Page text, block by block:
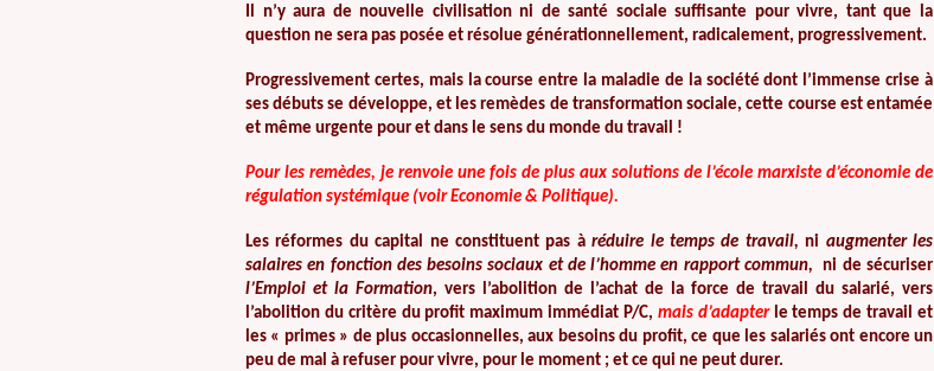
Il n’y aura de nouvelle civilisation ni de santé sociale suffisante pour vivre, tant que la
question ne sera pas posée et résolue générationnellement, radicalement, progressivement.
Progressivement certes, mais la course entre la maladie de la société dont l’immense crise à
ses débuts se développe, et les remèdes de transformation sociale, cette course est entamée
et même urgente pour et dans le sens du monde du travail !
Pour les remèdes, je renvoie une fois de plus aux solutions de l’école marxiste d’économie de
régulation systémique (voir Economie & Politique).
Les réformes du capital ne constituent pas àréduire le temps de travail, ni augmenter les
salaires en fonction des besoins sociaux et de l’homme en rapport commun, ni de sécuriser
l’Emploi et la Formation, vers l’abolition de l’achat de la force de travail du salarié, vers
l’abolition du critère du profit maximum immédiat P/C, mais d’adapterle temps de travail et
les « primes » de plus occasionnelles, aux besoins du profit, ce que les salariés ont encore un
peu de mal à refuser pour vivre, pour le moment ; et ce qui ne peut durer.